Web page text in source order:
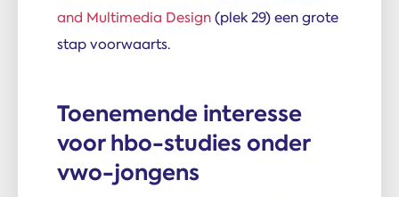
and Multimedia Design(plek 29) een grote
stap voorwaarts.
Toenemende interesse
voor hbo-studies onder
vwo-jongens